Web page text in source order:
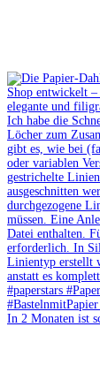
In 2 Monaten ist